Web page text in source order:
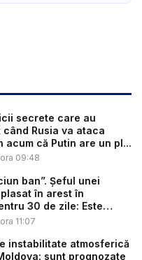
secrete care au
Rusia va ataca
acum că Putin are un pl...
09:48
ban”. Șeful unei
în arest în
30 de zile: Este
11:07
instabilitate atmosferică
sunt prognozate